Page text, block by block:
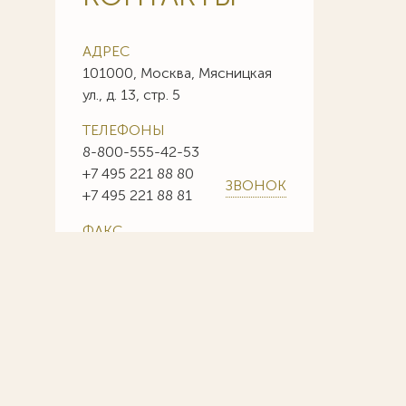
АДРЕС
101000, Москва, Мясницкая
ул., д. 13, стр. 5
ТЕЛЕФОНЫ
8-800-555-42-53
+7 495 221 88 80
+7 495 221 88 81
ЗВОНОК
ФАКС